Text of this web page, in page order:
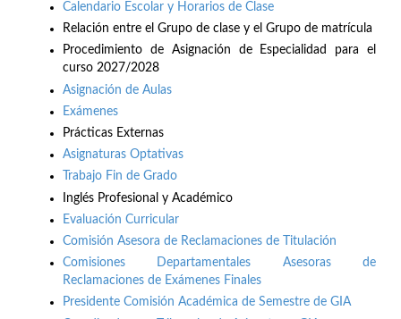
Calendario Escolar y Horarios de Clase
Relación entre el Grupo de clase y el Grupo de matrícula
Procedimiento de Asignación de Especialidad para el
curso 2027/2028
Asignación de Aulas
Exámenes
Prácticas Externas
Asignaturas Optativas
Trabajo Fin de Grado
Inglés Profesional y Académico
Evaluación Curricular
Comisión Asesora de Reclamaciones de Titulación
Comisiones Departamentales Asesoras de
Reclamaciones de Exámenes Finales
Presidente Comisión Académica de Semestre de GIA